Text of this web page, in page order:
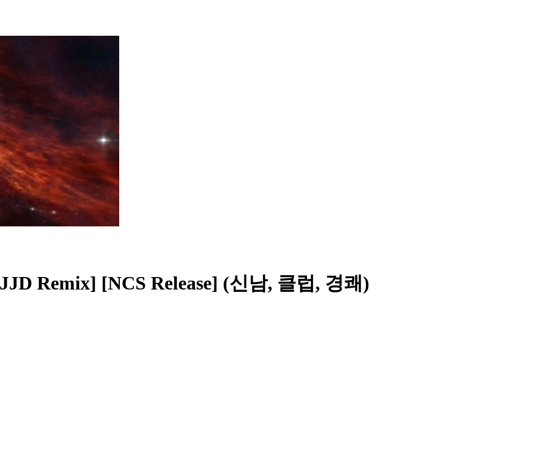
Remix] [NCS Release] (신남, 클럽, 경쾌)